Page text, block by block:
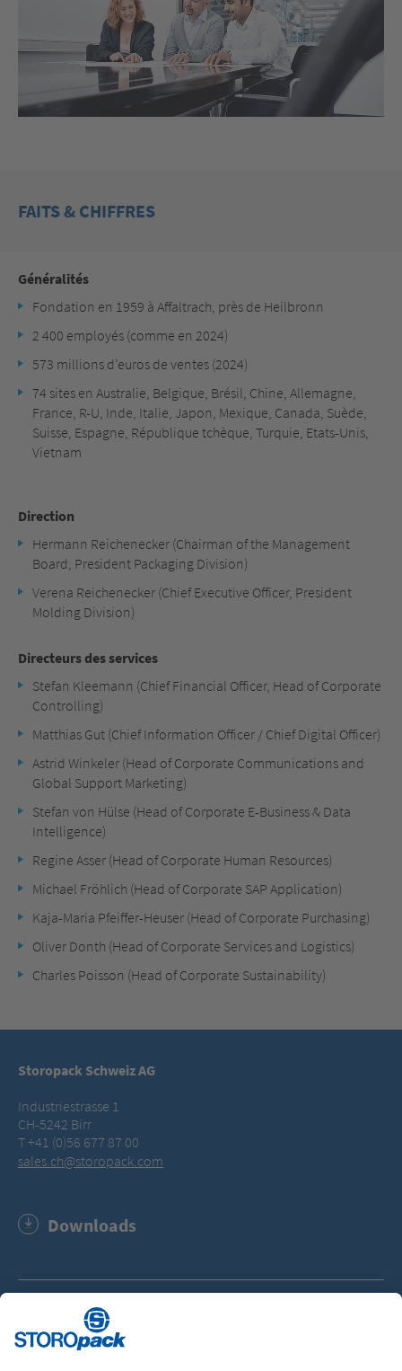
FAITS & CHIFFRES
Généralités
Fondation en 1959 à Affaltrach, près de Heilbronn
2 400 employés (comme en 2024)
573 millions d’euros de ventes (2024)
74 sites en Australie, Belgique, Brésil, Chine, Allemagne,
France, R-U, Inde, Italie, Japon, Mexique, Canada, Suède,
Suisse, Espagne, République tchèque, Turquie, Etats-Unis,
Vietnam
Direction
Hermann Reichenecker (Chairman of the Management
Board, President Packaging Division)
Verena Reichenecker (Chief Executive Officer, President
Molding Division)
Directeurs des services
Stefan Kleemann (Chief Financial Officer, Head of Corporate
Controlling)
Matthias Gut (Chief Information Officer / Chief Digital Officer)
Astrid Winkeler (Head of Corporate Communications and
Global Support Marketing)
Stefan von Hülse (Head of Corporate E-Business & Data
Intelligence)
Regine Asser (Head of Corporate Human Resources)
Michael Fröhlich (Head of Corporate SAP Application)
Kaja-Maria Pfeiffer-Heuser (Head of Corporate Purchasing)
Oliver Donth (Head of Corporate Services and Logistics)
Charles Poisson (Head of Corporate Sustainability)
Storopack Schweiz AG
Industriestrasse 1
CH-5242 Birr
T +41 (0)56 677 87 00
sales.ch@storopack.com
Downloads
Groupe Storopack - Faits et données sur l’entreprise
(PDF, 118.8 KB)